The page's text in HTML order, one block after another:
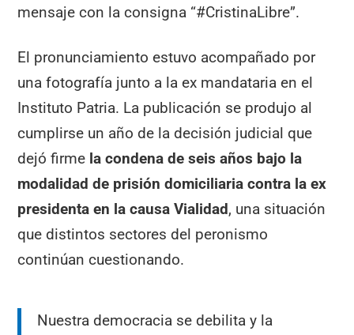
mensaje con la consigna “#CristinaLibre”.
El pronunciamiento estuvo acompañado por
una fotografía junto a la ex mandataria en el
Instituto Patria. La publicación se produjo al
cumplirse un año de la decisión judicial que
dejó firme la condena de seis años bajo la
modalidad de prisión domiciliaria contra la ex
presidenta en la causa Vialidad, una situación
que distintos sectores del peronismo
continúan cuestionando.
Nuestra democracia se debilita y la